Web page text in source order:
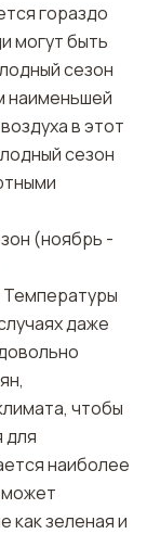
гораздо
могут быть
сезон
наименьшей
в этот
сезон
(ноябрь -
Температуры
даже
чтобы
для
наиболее
как зеленая и